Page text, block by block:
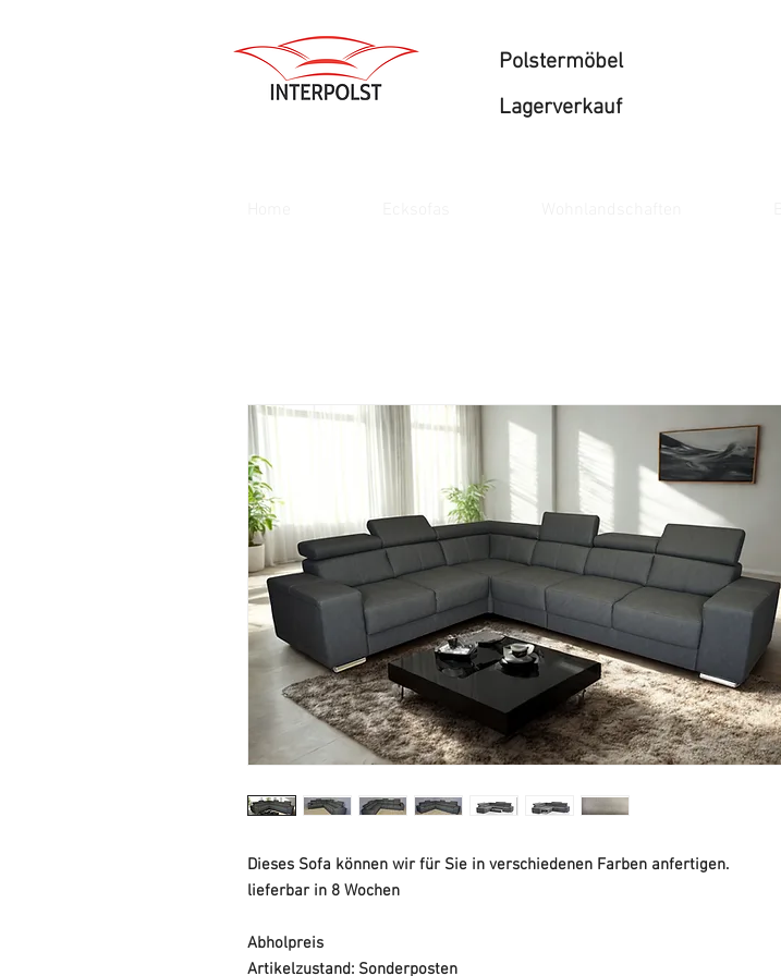
Polstermöbel
Lagerverkauf
Dieses Sofa können wir für Sie in verschiedenen Farben anfertigen.
lieferbar in 8 Wochen
Abholpreis
Artikelzustand: Sonderposten